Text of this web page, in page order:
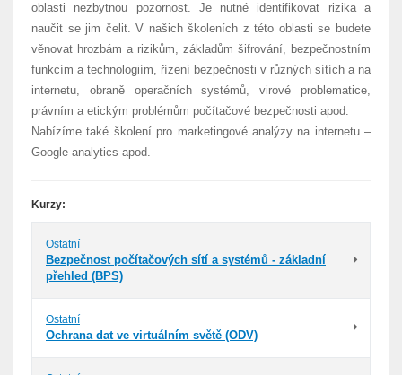
oblasti nezbytnou pozornost. Je nutné identifikovat rizika a
naučit se jim čelit. V našich školeních z této oblasti se budete
věnovat hrozbám a rizikům, základům šifrování, bezpečnostním
funkcím a technologiím, řízení bezpečnosti v různých sítích a na
internetu, obraně operačních systémů, virové problematice,
právním a etickým problémům počítačové bezpečnosti apod.
Nabízíme také školení pro marketingové analýzy na internetu –
Google analytics apod.
Kurzy:
Ostatní
Bezpečnost počítačových sítí a systémů - základní
přehled (BPS)
Ostatní
Ochrana dat ve virtuálním světě (ODV)